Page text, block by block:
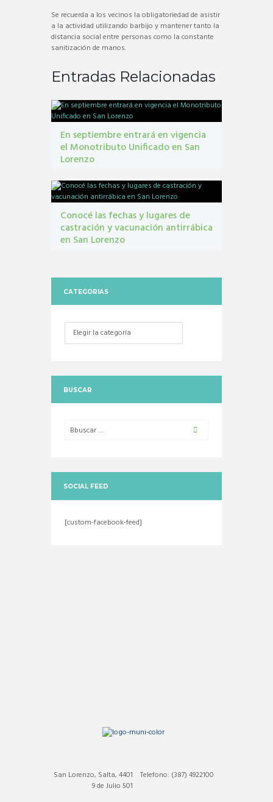
Se recuerda a los vecinos la obligatoriedad de asistir
a la actividad utilizando barbijo y mantener tanto la
distancia social entre personas como la constante
sanitización de manos.
Entradas Relacionadas
En septiembre entrará en vigencia
el Monotributo Unificado en San
Lorenzo
Unificado
Conocé las fechas y lugares de
castración y vacunación antirrábica
en San Lorenzo
CATEGORIAS
Categorias
BUSCAR
SOCIAL FEED
[custom-facebook-feed]
Telefono: (387) 4922100
San Lorenzo, Salta, 4401
9 de Julio 501